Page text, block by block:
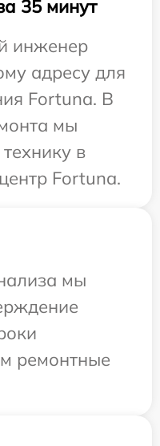
35 минут
инженер
адресу для
Fortuna. В
мы
в
Fortuna.
мы
ремонтные